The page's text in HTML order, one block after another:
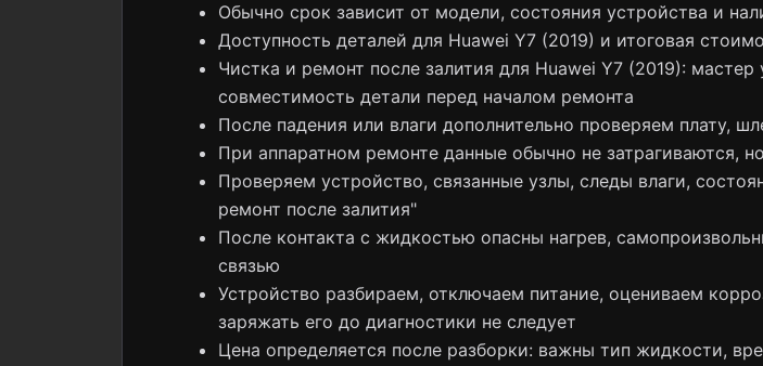
Обычно срок зависит от модели, состояния устройства и
Доступность деталей для Huawei Y7 (2019) и итоговая
Чистка и ремонт после залития для Huawei Y7 (2019):
совместимость детали перед началом ремонта
После падения или влаги дополнительно проверяем плату,
При аппаратном ремонте данные обычно не затрагиваются,
Проверяем устройство, связанные узлы, следы влаги,
ремонт после залития"
После контакта с жидкостью опасны нагрев,
связью
Устройство разбираем, отключаем питание, оцениваем
заряжать его до диагностики не следует
Цена определяется после разборки: важны тип жидкости,